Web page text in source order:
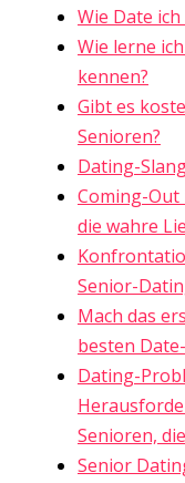
Wie Date ich
Wie lerne
kennen?
Gibt es
Senioren?
Dating-
Coming-Out
die wahre
Senior-
Mach das
besten
Dating-
Senioren,
Senior